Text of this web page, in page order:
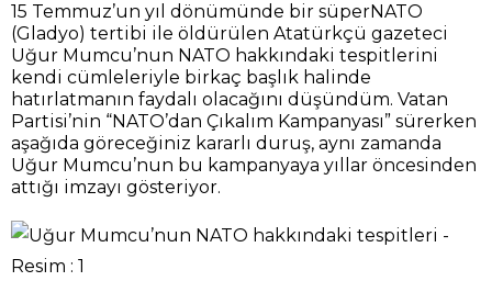
15 Temmuz’un yıl dönümünde bir süperNATO
(Gladyo) tertibi ile öldürülen Atatürkçü gazeteci
Uğur Mumcu’nun NATO hakkındaki tespitlerini
kendi cümleleriyle birkaç başlık halinde
hatırlatmanın faydalı olacağını düşündüm. Vatan
Partisi’nin “NATO’dan Çıkalım Kampanyası” sürerken
aşağıda göreceğiniz kararlı duruş, aynı zamanda
Uğur Mumcu’nun bu kampanyaya yıllar öncesinden
attığı imzayı gösteriyor.